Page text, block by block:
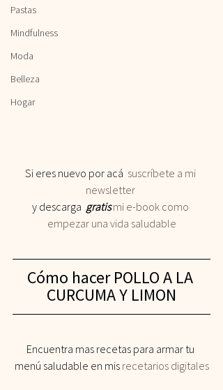
Pastas
Mindfulness
Moda
Belleza
Hogar
Si eres nuevo por acá suscríbete a mi
newsletter
y descarga gratis mi e-book como
empezar una vida saludable
Cómo hacer POLLO A LA
CURCUMA Y LIMON
Encuentra mas recetas para armar tu
menú saludable en mis recetarios digitales